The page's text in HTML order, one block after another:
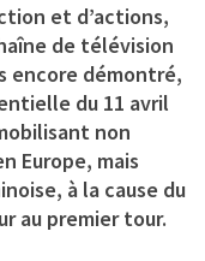
et d’actions,
de télévision
encore démontré,
du 11 avril
non
Europe, mais
à la cause du
au premier tour.